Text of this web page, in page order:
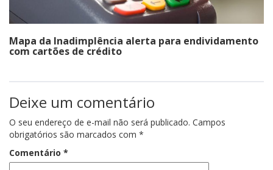
Mapa da Inadimplência alerta para endividamento
com cartões de crédito
Deixe um comentário
O seu endereço de e-mail não será publicado. Campos
obrigatórios são marcados com *
Comentário *